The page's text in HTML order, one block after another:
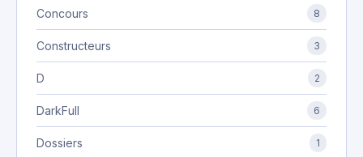
Concours 8
Constructeurs 3
D 2
DarkFull 6
Dossiers 1